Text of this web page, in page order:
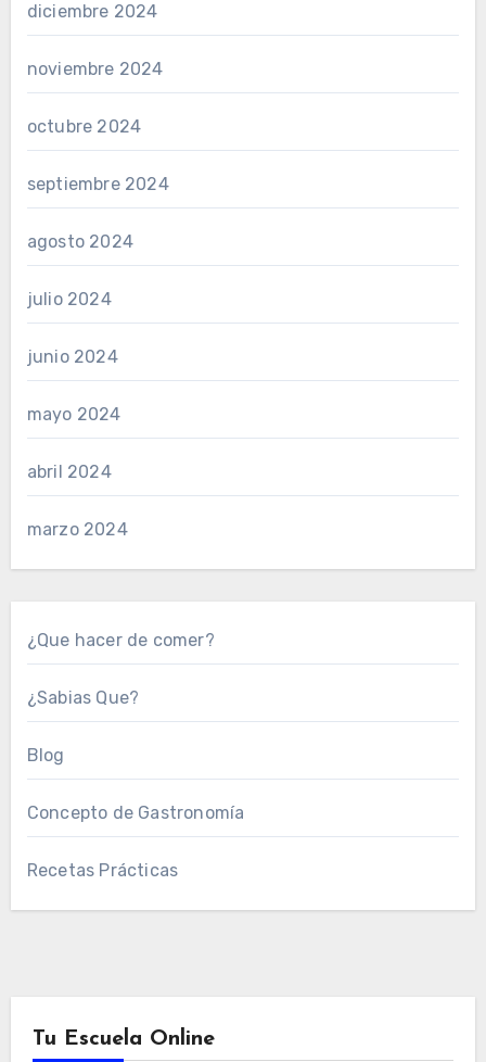
diciembre 2024
noviembre 2024
octubre 2024
septiembre 2024
agosto 2024
julio 2024
junio 2024
mayo 2024
abril 2024
marzo 2024
¿Que hacer de comer?
¿Sabias Que?
Blog
Concepto de Gastronomía
Recetas Prácticas
Tu Escuela Online